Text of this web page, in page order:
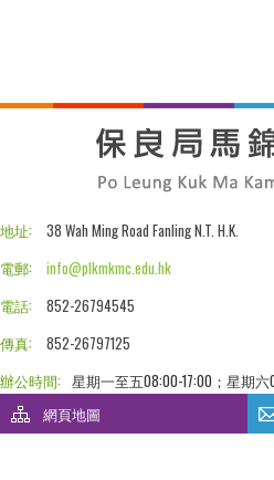
地址:
38 Wah Ming Road Fanling N.T. H.K.
電郵:
info@plkmkmc.edu.hk
電話:
852-26794545
傳真:
852-26797125
辦公時間: 星期一至五08:00-17:00；星期
網頁地圖